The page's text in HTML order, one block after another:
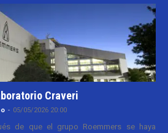
Craveri
- 05/05/2026 20:00
de que el grupo Roemmers se haya